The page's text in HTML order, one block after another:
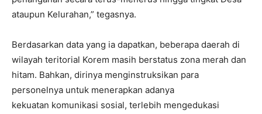
ataupun Kelurahan,” tegasnya.
Berdasarkan data yang ia dapatkan, beberapa daerah di
wilayah teritorial Korem masih berstatus zona merah dan
hitam. Bahkan, dirinya menginstruksikan para
personelnya untuk menerapkan adanya
kekuatan komunikasi sosial, terlebih mengedukasi